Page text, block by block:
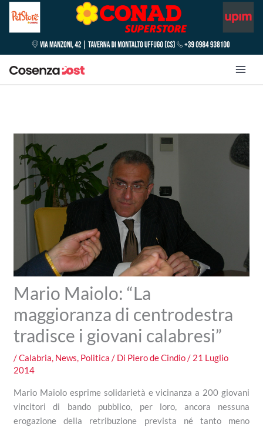
Mario Maiolo: “La
maggioranza di centrodestra
tradisce i giovani calabresi”
/Calabria, News, Politica / Di Piero de Cindio/ 21 Luglio
2014
Mario Maiolo esprime solidarietà e vicinanza a 200 giovani
vincitori di bando pubblico, per loro, ancora nessuna
erogazione della retribuzione prevista né tanto meno